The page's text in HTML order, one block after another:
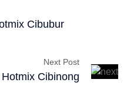
Cibubur
Next Post
Cibinong